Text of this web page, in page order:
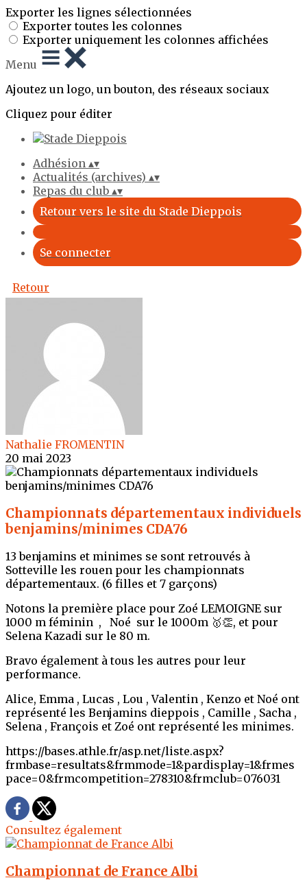
Exporter les lignes sélectionnées
Exporter toutes les colonnes
Exporter uniquement les colonnes affichées
Menu
Ajoutez un logo, un bouton, des réseaux sociaux
Cliquez pour éditer
Adhésion ▴▾
Actualités (archives) ▴▾
Repas du club ▴▾
Retour vers le site du Stade Dieppois
Se connecter
Retour
Nathalie FROMENTIN
20 mai 2023
Championnats départementaux individuels
benjamins/minimes CDA76
13 benjamins et minimes se sont retrouvés à
Sotteville les rouen pour les championnats
départementaux. (6 filles et 7 garçons)
Notons la première place pour Zoé LEMOIGNE sur
1000 m féminin , Noé sur le 1000m 🥇👏, et pour
Selena Kazadi sur le 80 m.
Bravo également à tous les autres pour leur
performance.
Alice, Emma , Lucas , Lou , Valentin , Kenzo et Noé ont
représenté les Benjamins dieppois , Camille , Sacha ,
Selena , François et Zoé ont représenté les minimes.
https://bases.athle.fr/asp.net/liste.aspx?
frmbase=resultats&frmmode=1&pardisplay=1&frmes
pace=0&frmcompetition=278310&frmclub=076031
Consultez également
Championnat de France Albi